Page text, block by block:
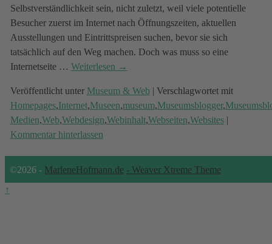
Selbstverständlichkeit sein, nicht zuletzt, weil viele potentielle
Besucher zuerst im Internet nach Öffnungszeiten, aktuellen
Ausstellungen und Eintrittspreisen suchen, bevor sie sich
tatsächlich auf den Weg machen. Doch was muss so eine
Internetseite … Weiterlesen →
Veröffentlicht unter Museum & Web| Verschlagwortet mit
Homepages,Internet,Museen,museum,Museumsblogger,
Medien,Web,Webdesign,Webinhalt,Webseiten,Websites|
Kommentar hinterlassen
©2026 - MarleneHofmann.de - Weaver Xtreme Theme
↑